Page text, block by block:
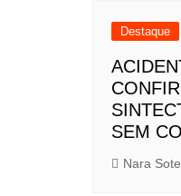
Destaque
SEM
Nara